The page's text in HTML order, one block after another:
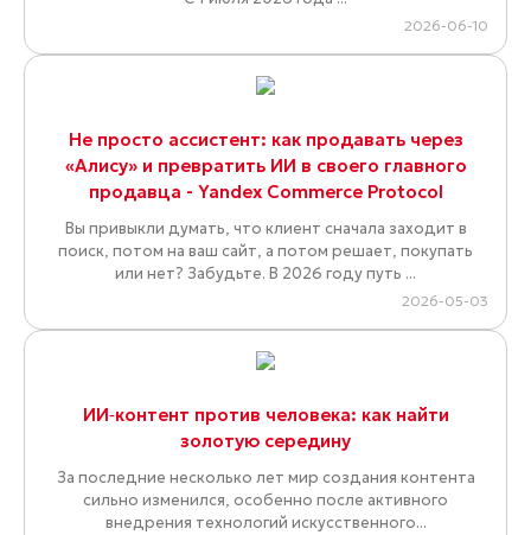
2026-06-10
Не просто ассистент: как продавать через
«Алису» и превратить ИИ в своего главного
продавца - Yandex Commerce Protocol
Вы привыкли думать, что клиент сначала заходит в
поиск, потом на ваш сайт, а потом решает, покупать
или нет? Забудьте. В 2026 году путь ...
2026-05-03
ИИ‑контент против человека: как найти
золотую середину
За последние несколько лет мир создания контента
сильно изменился, особенно после активного
внедрения технологий искусственного...